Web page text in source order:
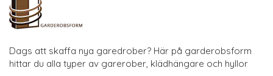
Dags att skaffa nya garedrober? Här på garderobsform
hittar du alla typer av garerober, klädhängare och hyllor